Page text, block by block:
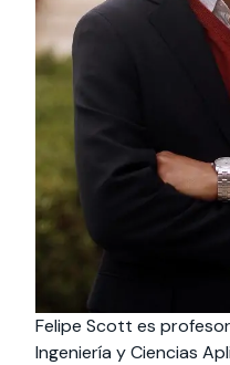
Felipe Scott es
Ingeniería y Ciencias